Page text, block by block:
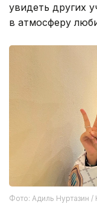
увидеть других
в атмосферу
Фото: Адиль Нуртазин /